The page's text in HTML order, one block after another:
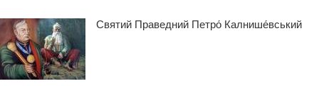
Святий Праведний Петро́ Калнише́вський